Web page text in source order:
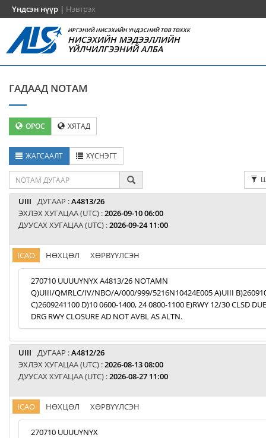
Үндсэн нүүр | Нэвтрэх
ИРГЭНИЙ НИСЭХИЙН ҮНДЭСНИЙ ТӨВ ТӨХХК
НИСЭХИЙН МЭДЭЭЛЛИЙН
ҮЙЛЧИЛГЭЭНИЙ АЛБА
ГАДААД NOTAM
ОРОС ХЯТАД
ЖАГСААЛТ ХҮСНЭГТ
UIII ДУГААР :A4813/26
ЭХЛЭХ ХУГАЦАА (UTC) :2026-09-10 06:00
ДУУСАХ ХУГАЦАА (UTC) :2026-09-24 11:00
ICAO НӨХЦӨЛ ХӨРВҮҮЛСЭН
270710 UUUUYNYX A4813/26 NOTAMN
Q)UIII/QMRLC/IV/NBO/A/000/999/5216N10424E005 A)UIII
C)2609241100 D)10 0600-1400, 24 0800-1100 E)RWY 12/30 CLSD
DRG RWY CLOSURE AD NOT AVBL AS ALTN.
UIII ДУГААР :A4812/26
ЭХЛЭХ ХУГАЦАА (UTC) :2026-08-13 08:00
ДУУСАХ ХУГАЦАА (UTC) :2026-08-27 11:00
ICAO НӨХЦӨЛ ХӨРВҮҮЛСЭН
270710 UUUUYNYX